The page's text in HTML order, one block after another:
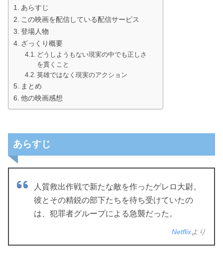
あらすじ
この映画を配信している配信サービス
登場人物
ざっくり概要
どうしようもない現実の中でも正しさ
を貫くこと
英雄ではなく現実のアクション
まとめ
他の映画感想
あらすじ
人質救出作戦で新たな敵を作ったゲレロ大尉。
彼とその精鋭の部下たちを待ち受けていたの
は、犯罪者グループによる急襲だった。
Netflixより